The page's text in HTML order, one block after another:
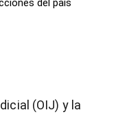
del país
(OIJ) y la